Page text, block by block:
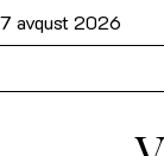
7 avqust 2026